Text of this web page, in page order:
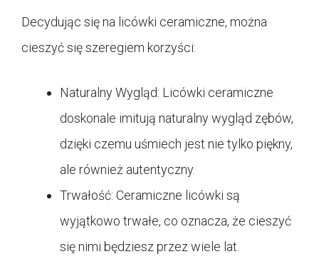
Decydując się na licówki ceramiczne, można
cieszyć się szeregiem korzyści:
Naturalny Wygląd: Licówki ceramiczne
doskonale imitują naturalny wygląd zębów,
dzięki czemu uśmiech jest nie tylko piękny,
ale również autentyczny.
Trwałość: Ceramiczne licówki są
wyjątkowo trwałe, co oznacza, że cieszyć
się nimi będziesz przez wiele lat.